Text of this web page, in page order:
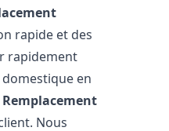
rapide et des
rapidement
en
Nous